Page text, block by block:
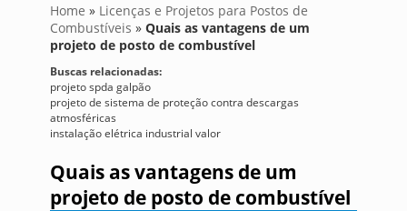
Home » Licenças e Projetos para Postos de
Combustíveis » Quais as vantagens de um
projeto de posto de combustível
Buscas relacionadas:
projeto spda galpão
projeto de sistema de proteção contra descargas
atmosféricas
instalação elétrica industrial valor
Quais as vantagens de um
projeto de posto de combustível